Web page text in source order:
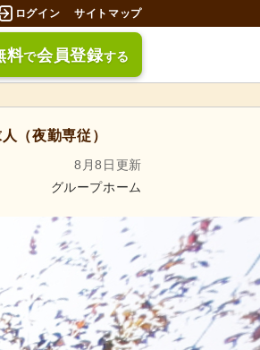
ログイン サイトマップ
料で会員登録する
（夜勤専従）
8月8日更新
グループホーム